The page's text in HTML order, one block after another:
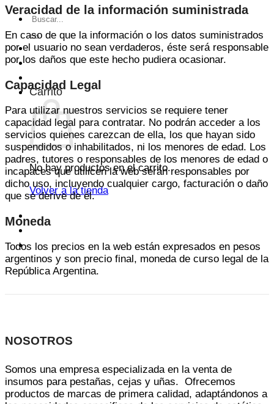
Buscar
por:
Carrito
No hay productos en el carrito.
Volver a la tienda
Veracidad de la información suministrada
En caso de que la información o los datos suministrados
por el usuario no sean verdaderos, éste será responsable
por los daños que este hecho pudiera ocasionar.
Capacidad Legal
Para utilizar nuestros servicios se requiere tener
capacidad legal para contratar. No podrán acceder a los
servicios quienes carezcan de ella, los que hayan sido
suspendidos o inhabilitados, ni los menores de edad. Los
padres, tutores o responsables de los menores de edad o
incapaces que utilicen la web serán responsables por
dicho uso, incluyendo cualquier cargo, facturación o daño
que se derive de él.
Moneda
Todos los precios en la web están expresados en pesos
argentinos y son precio final, moneda de curso legal de la
República Argentina.
NOSOTROS
Somos una empresa especializada en la venta de
insumos para pestañas, cejas y uñas. Ofrecemos
productos de marcas de primera calidad, adaptándonos a